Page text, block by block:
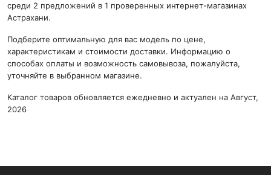
среди 2 предложений в 1 проверенных интернет-магазинах
Астрахани.
Подберите оптимальную для вас модель по цене,
характеристикам и стоимости доставки. Информацию о
способах оплаты и возможность самовывоза, пожалуйста,
уточняйте в выбранном магазине.
Каталог товаров обновляется ежедневно и актуален на Август,
2026